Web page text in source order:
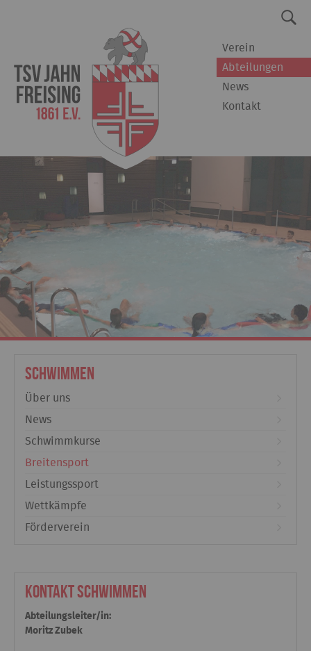
Verein
Abteilungen
News
Kontakt
Schwimmen
Über uns
News
Schwimmkurse
Breitensport
Leistungssport
Wettkämpfe
Förderverein
Kontakt Schwimmen
Abteilungsleiter/in:
Moritz Zubek